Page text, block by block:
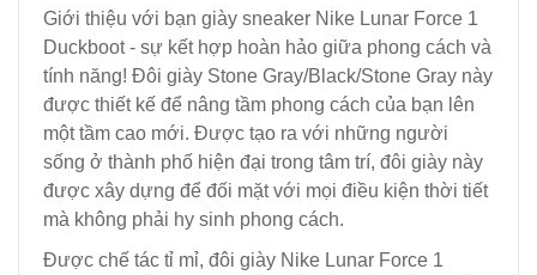
Giới thiệu với bạn giày sneaker Nike Lunar Force 1
Duckboot - sự kết hợp hoàn hảo giữa phong cách và
tính năng! Đôi giày Stone Gray/Black/Stone Gray này
được thiết kế để nâng tầm phong cách của bạn lên
một tầm cao mới. Được tạo ra với những người
sống ở thành phố hiện đại trong tâm trí, đôi giày này
được xây dựng để đối mặt với mọi điều kiện thời tiết
mà không phải hy sinh phong cách.
Được chế tác tỉ mỉ, đôi giày Nike Lunar Force 1